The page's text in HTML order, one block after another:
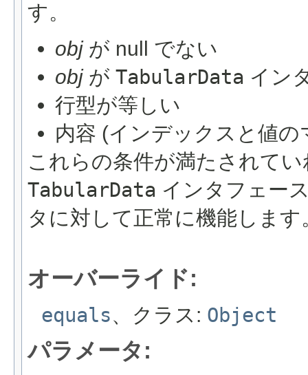
す。
objが null でない
objが TabularData イン
行型が等しい
内容 (インデックスと値
これらの条件が満たされて
TabularData インタフェー
タに対して正常に機能します
オーバーライド:
equals、クラス: Object
パラメータ: